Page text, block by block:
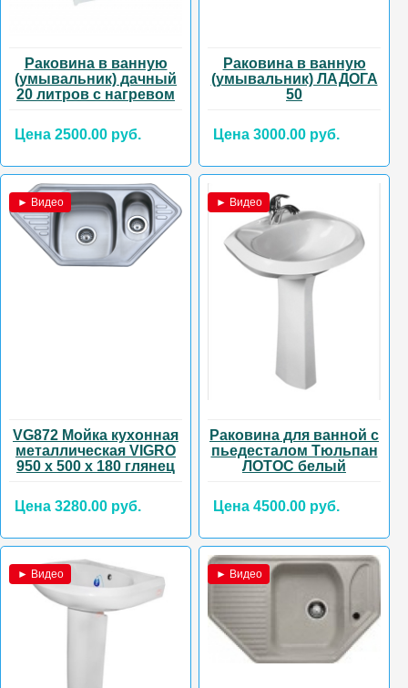
Раковина в ванную
(умывальник) дачный
20 литров с нагревом
Цена 2500.00 руб.
Раковина в ванную
(умывальник) ЛАДОГА
50
Цена 3000.00 руб.
► Видео
VG872 Мойка кухонная
металлическая VIGRO
950 х 500 х 180 глянец
Цена 3280.00 руб.
► Видео
Раковина для ванной с
пьедесталом Тюльпан
ЛОТОС белый
Цена 4500.00 руб.
► Видео ► Видео